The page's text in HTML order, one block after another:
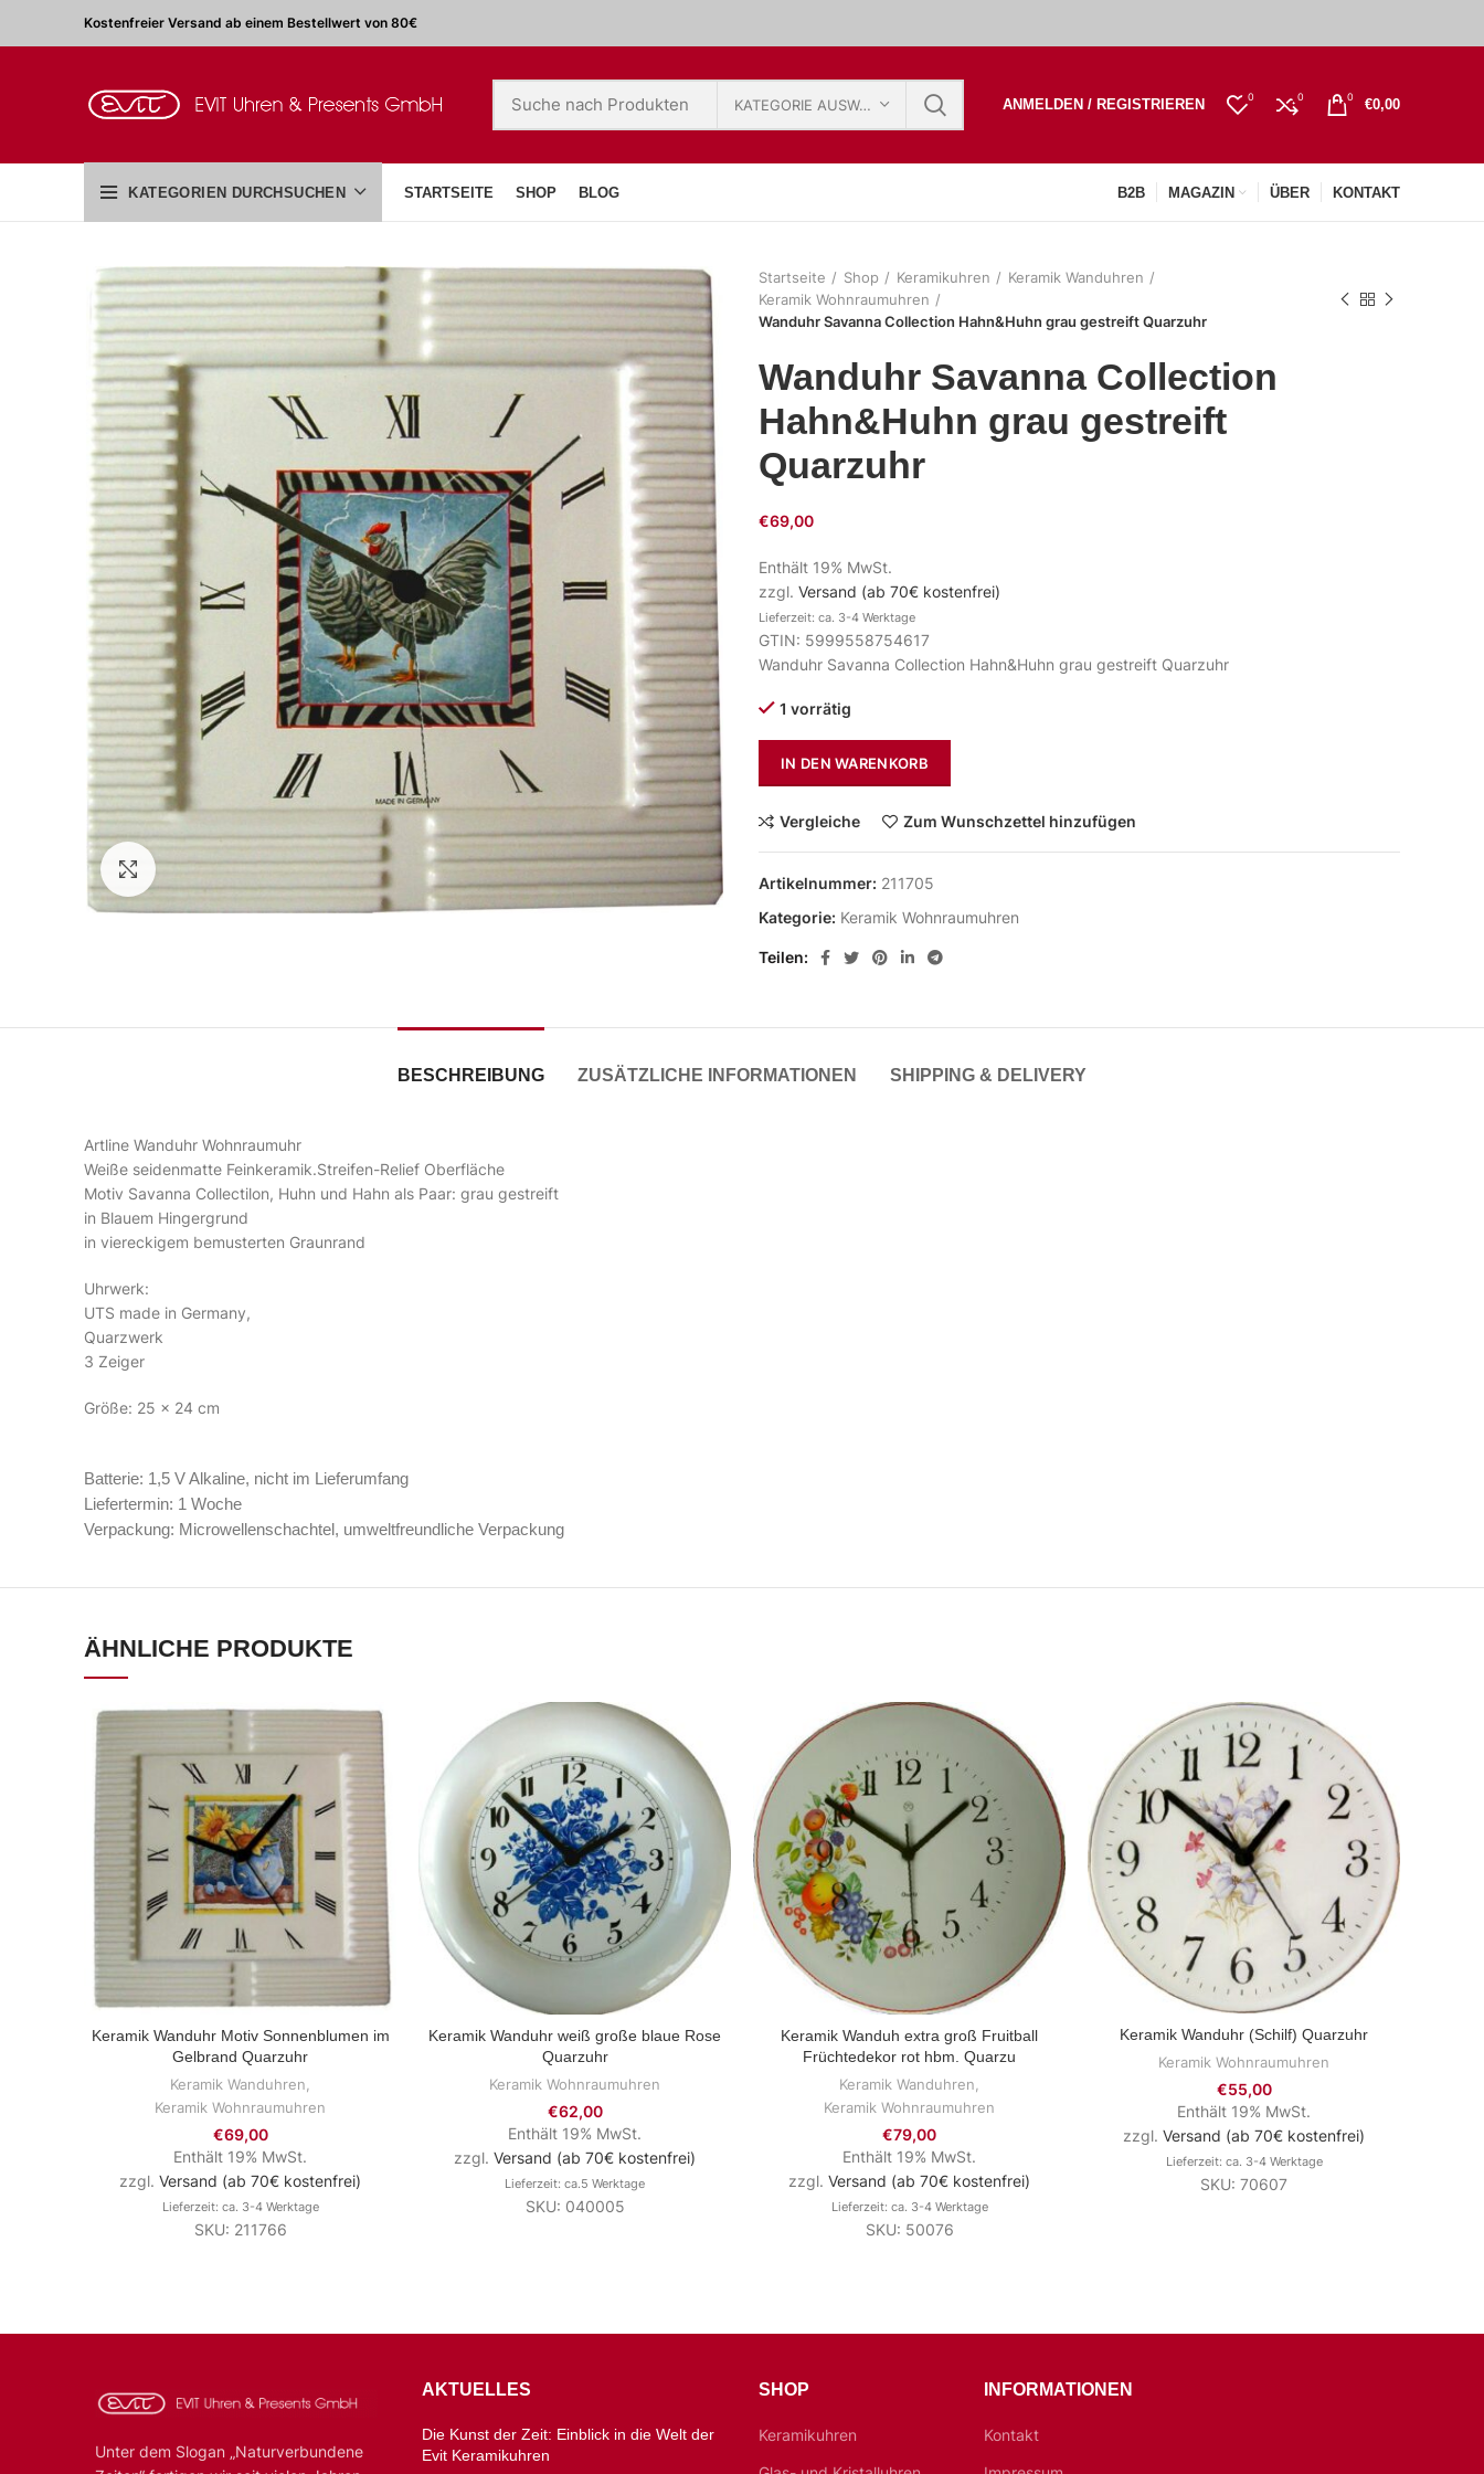
Kostenfreier Versand ab einem Bestellwert von 80€
KATEGORIE AUSWÄHLEN ANMELDEN / REGISTRIEREN 0 0 0 €0,00
KATEGORIEN DURCHSUCHEN STARTSEITE SHOP BLOG B2B MAGAZIN ÜBER KONTAKT
Zum Vergrößern klicken
Startseite Shop Keramikuhren
Keramik Wanduhren
Keramik Wohnraumuhren
Wanduhr Savanna Collection Hahn&Huhn grau gestreift Quarzuhr
Wanduhr Savanna Collection
Hahn&Huhn grau gestreift
Quarzuhr
€69,00
Enthält 19% MwSt.
zzgl. Versand (ab 70€ kostenfrei)
Lieferzeit: ca. 3-4 Werktage
GTIN: 5999558754617
Wanduhr Savanna Collection Hahn&Huhn grau gestreift Quarzuhr
1 vorrätig
IN DEN WARENKORB
Vergleiche Zum Wunschzettel hinzufügen
Artikelnummer: 211705
Kategorie: Keramik Wohnraumuhren
Teilen
BESCHREIBUNG ZUSÄTZLICHE INFORMATIONEN SHIPPING & DELIVERY
Artline Wanduhr Wohnraumuhr
Weiße seidenmatte Feinkeramik.Streifen-Relief Oberfläche
Motiv Savanna Collectilon, Huhn und Hahn als Paar: grau gestreift
in Blauem Hingergrund
in viereckigem bemusterten Graunrand
Uhrwerk:
UTS made in Germany,
Quarzwerk
3 Zeiger
Größe: 25 x 24 cm
Batterie: 1,5 V Alkaline, nicht im Lieferumfang
Liefertermin: 1 Woche
Verpackung: Microwellenschachtel, umweltfreundliche Verpackung
ÄHNLICHE PRODUKTE
ZUM PRODUKT
Keramik Wanduhr Motiv Sonnenblumen im
Gelbrand Quarzuhr
Keramik Wanduhren
Keramik Wohnraumuhren
€69,00
Enthält 19% MwSt.
zzgl. Versand (ab 70€ kostenfrei)
Lieferzeit: ca. 3-4 Werktage
SKU: 211766
ZUM PRODUKT
Keramik Wanduhr weiß große blaue Rose
Quarzuhr
Keramik Wohnraumuhren
€62,00
Enthält 19% MwSt.
zzgl. Versand (ab 70€ kostenfrei)
Lieferzeit: ca.5 Werktage
SKU: 040005
ZUM PRODUKT
Keramik Wanduh extra groß Fruitball
Früchtedekor rot hbm. Quarzu
Keramik Wanduhren
Keramik Wohnraumuhren
€79,00
Enthält 19% MwSt.
zzgl. Versand (ab 70€ kostenfrei)
Lieferzeit: ca. 3-4 Werktage
SKU: 50076
ZUM PRODUKT
Keramik Wanduhr (Schilf) Quarzuhr
Keramik Wohnraumuhren
€55,00
Enthält 19% MwSt.
zzgl. Versand (ab 70€ kostenfrei)
Lieferzeit: ca. 3-4 Werktage
SKU: 70607
Unter dem Slogan „Naturverbundene
AKTUELLES
Die Kunst der Zeit: Einblick in die Welt der
Evit Keramikuhren
SHOP
Keramikuhren
INFORMATIONEN
Kontakt